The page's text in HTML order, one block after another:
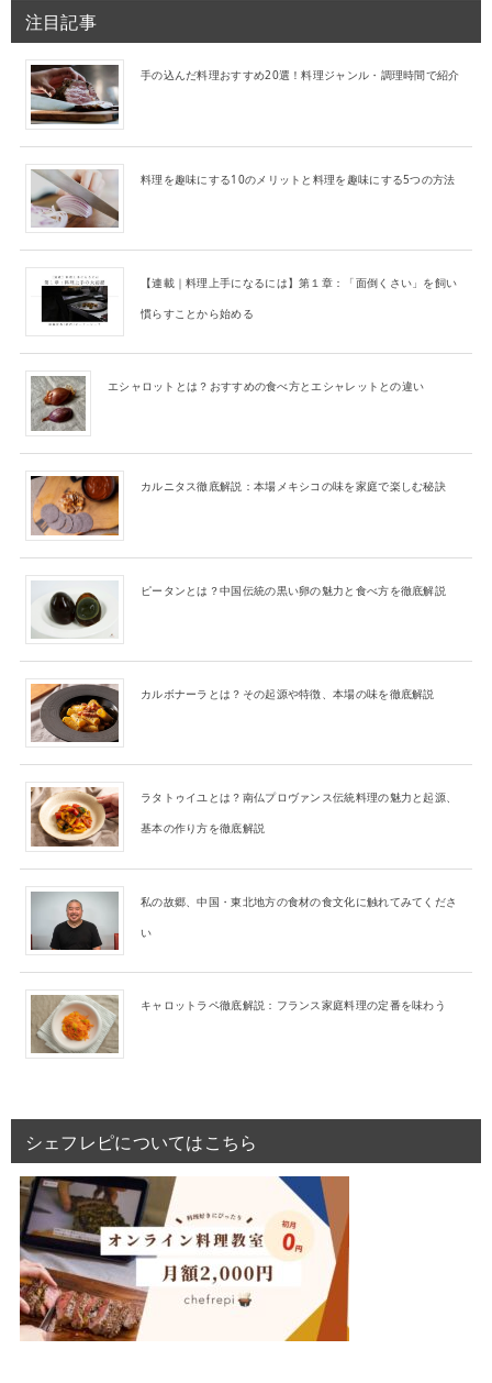
注目記事
手の込んだ料理おすすめ20選！料理ジャンル・調理時間で紹介
料理を趣味にする10のメリットと料理を趣味にする5つの方法
【連載｜料理上手になるには】第１章：「面倒くさい」を飼い
慣らすことから始める
エシャロットとは？おすすめの食べ方とエシャレットとの違い
カルニタス徹底解説：本場メキシコの味を家庭で楽しむ秘訣
ピータンとは？中国伝統の黒い卵の魅力と食べ方を徹底解説
カルボナーラとは？その起源や特徴、本場の味を徹底解説
ラタトゥイユとは？南仏プロヴァンス伝統料理の魅力と起源、
基本の作り方を徹底解説
私の故郷、中国・東北地方の食材の食文化に触れてみてくださ
い
キャロットラペ徹底解説：フランス家庭料理の定番を味わう
シェフレピについてはこちら